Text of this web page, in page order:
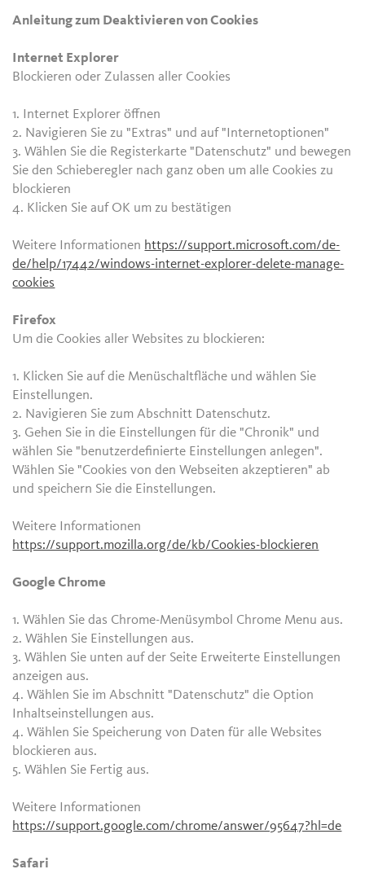
Anleitung zum Deaktivieren von Cookies
Internet Explorer
Blockieren oder Zulassen aller Cookies
1. Internet Explorer öffnen
2. Navigieren Sie zu "Extras" und auf "Internetoptionen"
3. Wählen Sie die Registerkarte "Datenschutz" und bewegen
Sie den Schieberegler nach ganz oben um alle Cookies zu
blockieren
4. Klicken Sie auf OK um zu bestätigen
Weitere Informationen https://support.microsoft.com/de-
de/help/17442/windows-internet-explorer-delete-manage-
cookies
Firefox
Um die Cookies aller Websites zu blockieren:
1. Klicken Sie auf die Menüschaltfläche und wählen Sie
Einstellungen.
2. Navigieren Sie zum Abschnitt Datenschutz.
3. Gehen Sie in die Einstellungen für die "Chronik" und
wählen Sie "benutzerdefinierte Einstellungen anlegen".
Wählen Sie "Cookies von den Webseiten akzeptieren" ab
und speichern Sie die Einstellungen.
Weitere Informationen
https://support.mozilla.org/de/kb/Cookies-blockieren
Google Chrome
1. Wählen Sie das Chrome-Menüsymbol Chrome Menu aus.
2. Wählen Sie Einstellungen aus.
3. Wählen Sie unten auf der Seite Erweiterte Einstellungen
anzeigen aus.
4. Wählen Sie im Abschnitt "Datenschutz" die Option
Inhaltseinstellungen aus.
4. Wählen Sie Speicherung von Daten für alle Websites
blockieren aus.
5. Wählen Sie Fertig aus.
Weitere Informationen
https://support.google.com/chrome/answer/95647?hl=de
Safari